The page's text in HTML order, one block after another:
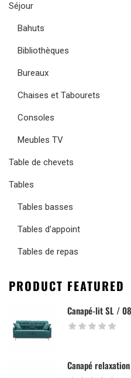
Séjour
Bahuts
Bibliothèques
Bureaux
Chaises et Tabourets
Consoles
Meubles TV
Table de chevets
Tables
Tables basses
Tables d'appoint
Tables de repas
PRODUCT FEATURED
Canapé-lit SL / 08
Canapé